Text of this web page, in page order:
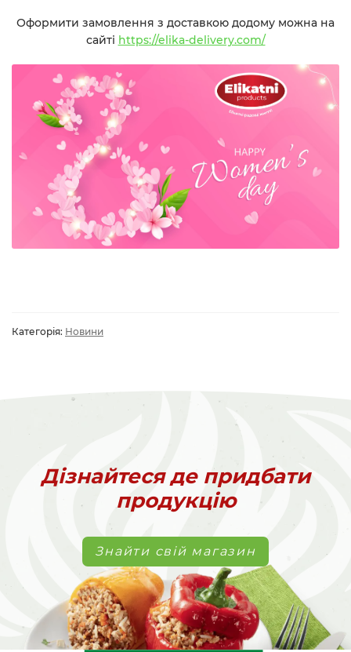
Оформити замовлення з доставкою додому можна на
сайті https://elika-delivery.com/
Категорія: Новини
Дізнайтеся де придбати
продукцію
Знайти свій магазин